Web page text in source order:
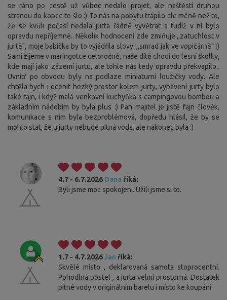
se ráno po cestě už vůbec nedalo projet, ale naštěstí druhou
stranou do kopce to šlo :) To nás na pobytu trápilo ale méně než to,
že se kvůli počasí nedala jurta řádně vyvětrat a tudíž v ní bylo
opravdu nepříjemně.. Několik hodnocení zde zmiňuje ,,zatuchlost v
jurtě", moje babička by to vyjádřila slovy: ,,smrad jak ve vopičárně" :)
Sami žijeme v maringotce celoročně, naše dítě chodí do lesní školky,
kde mají jako zázemí jurtu, ale tohle nás tedy opravdu překvapilo..
Uvnitř po obvodu byly na podlaze miniaturní loužičky vody. Ale
chtěla bych i ocenit hezký prostor kolem jurty, vybavení jurty bylo
také fajn, i když malá venkovní kuchyňka s campingovou bombou a
základním nádobím by byla plus :) Pan majitel je jistě fajn člověk,
komunikace s ním byla bezproblémová, dopředu hlásil, že by se
mohlo stát, že u jurty nebude pitná voda, ale nakonec byla :)
4.7 - 6.7.2026 Dana říká:
Byli jsme moc spokojeni. Užili jsme si to.
1.7 - 4.7.2026Jan říká:
Skvělé místo , deklarovaná samota stoprocentní.
Pohodlná postel , a jurta velmi prostorná. Dostatek
pitné vody v originálním barelu i místo ke koupání.